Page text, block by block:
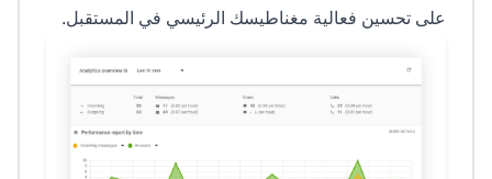
على تحسين فعالية مغناطيسك الرئيسي في المستقبل.